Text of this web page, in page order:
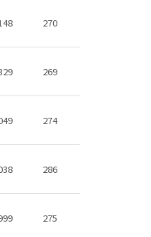
270
269
274
286
275